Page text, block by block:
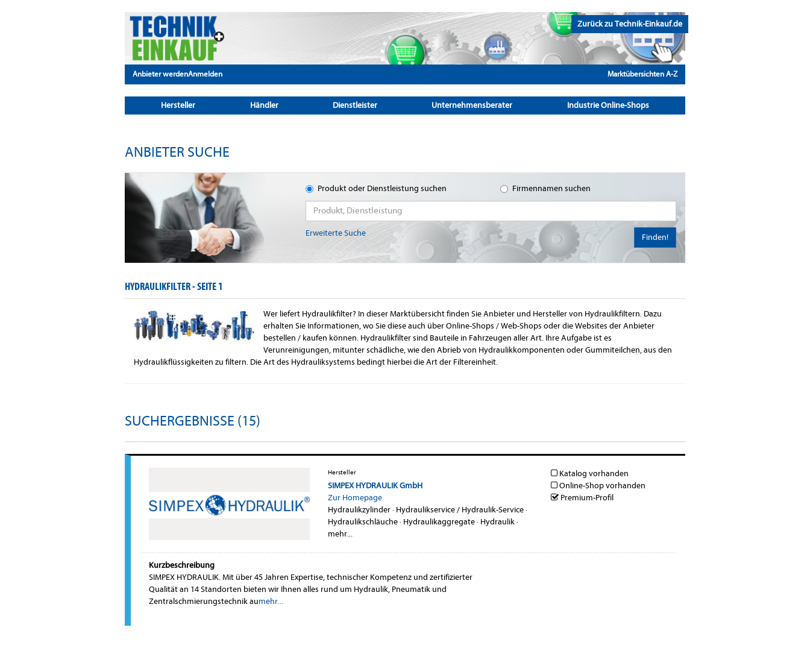
Zurück zu Technik-Einkauf.de
Anbieter werdenAnmelden Marktübersichten A-Z
Hersteller Händler Dienstleister Unternehmensberater Industrie Online-Shops
ANBIETER SUCHE
Produkt oder Dienstleistung suchen Firmennamen suchen
Erweiterte Suche Finden!
HYDRAULIKFILTER -SEITE 1
Wer liefert Hydraulikfilter? In dieser Marktübersicht finden Sie Anbieter und Hersteller von Hydraulikfiltern. Dazu
erhalten Sie Informationen, wo Sie diese auch über Online-Shops / Web-Shops oder die Websites der Anbieter
bestellen / kaufen können. Hydraulikfilter sind Bauteile in Fahrzeugen aller Art. Ihre Aufgabe ist es
Verunreinigungen, mitunter schädliche, wie den Abrieb von Hydraulikkomponenten oder Gummiteilchen, aus den
Hydraulikflüssigkeiten zu filtern. Die Art des Hydrauliksystems bedingt hierbei die Art der Filtereinheit.
SUCHERGEBNISSE (15)
Hersteller
SIMPEX HYDRAULIK GmbH
Zur Homepage
Hydraulikzylinder· Hydraulikservice / Hydraulik-Service·
Hydraulikschläuche· Hydraulikaggregate· Hydraulik·
mehr...
Katalog vorhanden
Online-Shop vorhanden
Premium-Profil
Kurzbeschreibung
SIMPEX HYDRAULIK. Mit über 45 Jahren Expertise, technischer Kompetenz und zertifizierter
Qualität an 14 Standorten bieten wir Ihnen alles rund um Hydraulik, Pneumatik und
Zentralschmierungstechnik aumehr...